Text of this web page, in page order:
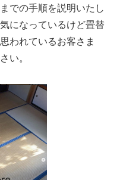
での手順を説明いたし
になっているけど畳替
われているお客さま
い。